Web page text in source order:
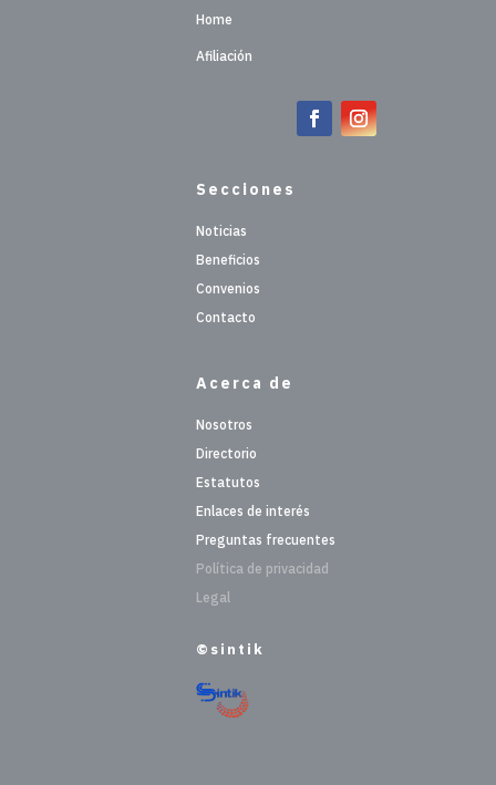
Home
Afiliación
Secciones
Noticias
Beneficios
Convenios
Contacto
Acerca de
Nosotros
Directorio
Estatutos
Enlaces de interés
Preguntas frecuentes
Política de privacidad
Legal
©sintik